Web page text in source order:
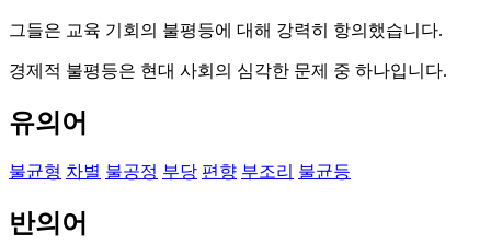
그들은 교육 기회의 불평등에 대해 강력히 항의했습니다.
경제적 불평등은 현대 사회의 심각한 문제 중 하나입니다.
유의어
불균형 차별 불공정 부당 편향 부조리 불균등
반의어